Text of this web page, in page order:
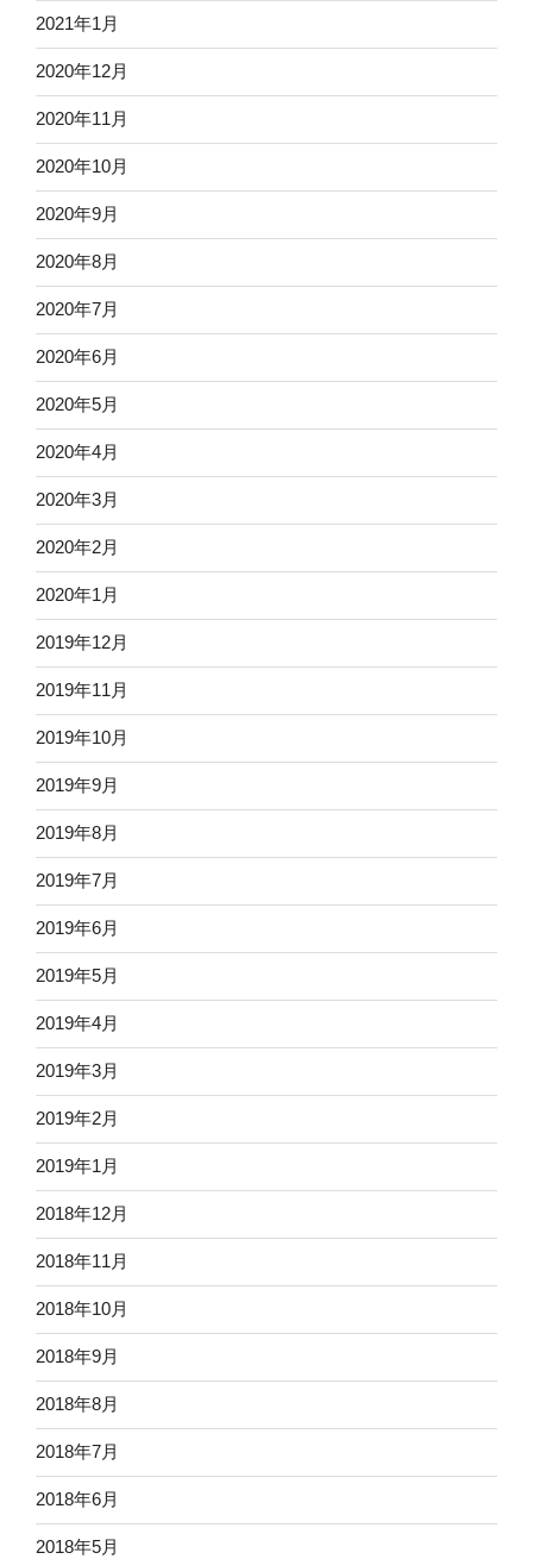
2021年1月
2020年12月
2020年11月
2020年10月
2020年9月
2020年8月
2020年7月
2020年6月
2020年5月
2020年4月
2020年3月
2020年2月
2020年1月
2019年12月
2019年11月
2019年10月
2019年9月
2019年8月
2019年7月
2019年6月
2019年5月
2019年4月
2019年3月
2019年2月
2019年1月
2018年12月
2018年11月
2018年10月
2018年9月
2018年8月
2018年7月
2018年6月
2018年5月